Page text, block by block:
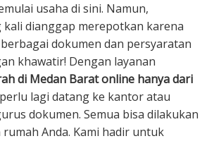
usaha di sini. Namun,
kali dianggap merepotkan karena
dokumen dan persyaratan
khawatir! Dengan layanan
di Medan Barat online hanya dari
lagi datang ke kantor atau
dokumen. Semua bisa dilakukan
Anda. Kami hadir untuk